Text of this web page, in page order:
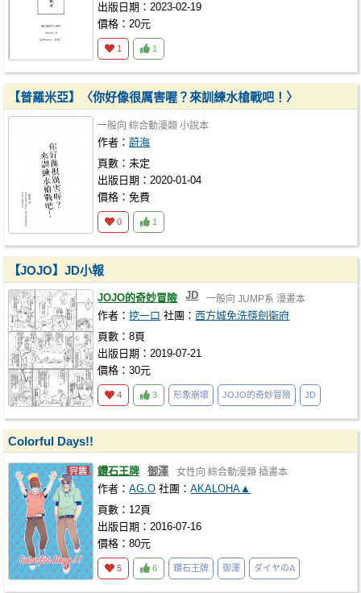
出版日期：2023-02-19
價格：20元
1 1
【普羅米亞】〈你好像很厲害喔？來訓練水槍戰吧！〉
一般向 綜合動漫類 小說本
作者：蔚海
頁數：未定
出版日期：2020-01-04
價格：免費
0 1
【JOJO】JD小報
JOJO的奇妙冒險 JD 一般向 JUMP系 漫畫本
作者：挖一口 社團：西方城免洗筷劍衛府
頁數：8頁
出版日期：2019-07-21
價格：30元
4 3 形象崩壞 JOJO的奇妙冒險 JD
Colorful Days!!
鑽石王牌 御澤 女性向 綜合動漫類 插畫本
作者：AG.O 社團：AKALOHA▲
頁數：12頁
出版日期：2016-07-16
價格：80元
5 6 鑽石王牌 御澤 ダイヤのA